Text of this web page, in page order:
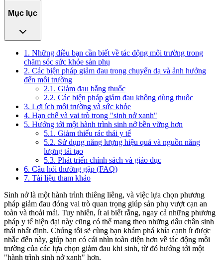
Mục lục
1. Những điều bạn cần biết về tác động môi trường trong
chăm sóc sức khỏe sản phụ
2. Các biện pháp giảm đau trong chuyển dạ và ảnh hưởng
đến môi trường
2.1. Giảm đau bằng thuốc
2.2. Các biện pháp giảm đau không dùng thuốc
3. Lợi ích môi trường và sức khỏe
4. Hạn chế và vai trò trong "sinh nở xanh"
5. Hướng tới một hành trình sinh nở bền vững hơn
5.1. Giảm thiểu rác thải y tế
5.2. Sử dụng năng lượng hiệu quả và nguồn năng
lượng tái tạo
5.3. Phát triển chính sách và giáo dục
6. Câu hỏi thường gặp (FAQ)
7. Tài liệu tham khảo
Sinh nở là một hành trình thiêng liêng, và việc lựa chọn phương
pháp giảm đau đóng vai trò quan trọng giúp sản phụ vượt cạn an
toàn và thoải mái. Tuy nhiên, ít ai biết rằng, ngay cả những phương
pháp y tế hiện đại này cũng có thể mang theo những dấu chân sinh
thái nhất định. Chúng tôi sẽ cùng bạn khám phá khía cạnh ít được
nhắc đến này, giúp bạn có cái nhìn toàn diện hơn về tác động môi
trường của các lựa chọn giảm đau khi sinh, từ đó hướng tới một
"hành trình sinh nở xanh" hơn.